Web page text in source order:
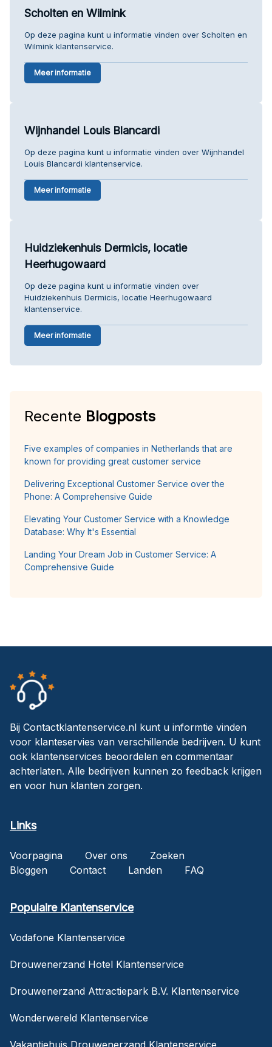
Scholten en Wilmink
Op deze pagina kunt u informatie vinden over Scholten en
Wilmink klantenservice.
Meer informatie
Wijnhandel Louis Blancardi
Op deze pagina kunt u informatie vinden over Wijnhandel
Louis Blancardi klantenservice.
Meer informatie
Huidziekenhuis Dermicis, locatie
Heerhugowaard
Op deze pagina kunt u informatie vinden over
Huidziekenhuis Dermicis, locatie Heerhugowaard
klantenservice.
Meer informatie
Recente Blogposts
Five examples of companies in Netherlands that are
known for providing great customer service
Delivering Exceptional Customer Service over the
Phone: A Comprehensive Guide
Elevating Your Customer Service with a Knowledge
Database: Why It's Essential
Landing Your Dream Job in Customer Service: A
Comprehensive Guide
Bij Contactklantenservice.nl kunt u informtie vinden
voor klanteservies van verschillende bedrijven. U kunt
ook klantenservices beoordelen en commentaar
achterlaten. Alle bedrijven kunnen zo feedback krijgen
en voor hun klanten zorgen.
Links
Voorpagina Over ons
Zoeken
Bloggen
Contact Landen FAQ
Populaire Klantenservice
Vodafone Klantenservice
Drouwenerzand Hotel Klantenservice
Drouwenerzand Attractiepark B.V. Klantenservice
Wonderwereld Klantenservice
Vakantiehuis Drouwenerzand Klantenservice